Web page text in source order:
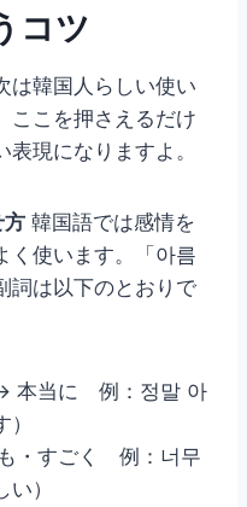
コツ
は韓国人らしい使い
ここを押さえるだけ
現になりますよ。
韓国語では感情を
く使います。「아름
詞は以下のとおりで
本当に 例：정말 아
・すごく 例：너무
）